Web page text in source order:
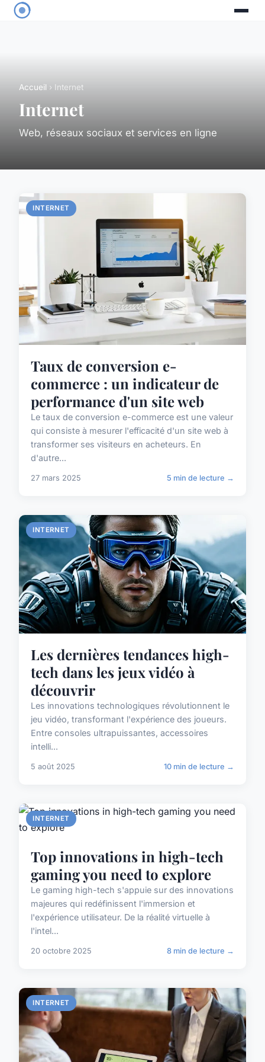
Accueil › Internet
Internet
Web, réseaux sociaux et services en ligne
INTERNET
Taux de conversion e-
commerce : un indicateur de
performance d'un site web
Le taux de conversion e-commerce est une valeur
qui consiste à mesurer l'efficacité d'un site web à
transformer ses visiteurs en acheteurs. En
d'autre...
27 mars 2025 5 min de lecture →
INTERNET
Les dernières tendances high-
tech dans les jeux vidéo à
découvrir
Les innovations technologiques révolutionnent le
jeu vidéo, transformant l'expérience des joueurs.
Entre consoles ultrapuissantes, accessoires
intelli...
5 août 2025 10 min de lecture →
INTERNET
Top innovations in high-tech
gaming you need to explore
Le gaming high-tech s'appuie sur des innovations
majeures qui redéfinissent l'immersion et
l'expérience utilisateur. De la réalité virtuelle à
l'intel...
20 octobre 2025 8 min de lecture →
INTERNET